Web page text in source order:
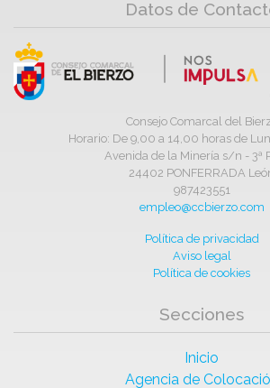
Datos de
Consejo Comarcal del
Horario: De 9,00 a 14,00 horas de
Avenida de la Minería s/n - 3ª
24402 PONFERRADA
987423551
empleo@ccbierzo.com
Política de privacidad
Aviso legal
Política de cookies
Secciones
Inicio
Agencia de